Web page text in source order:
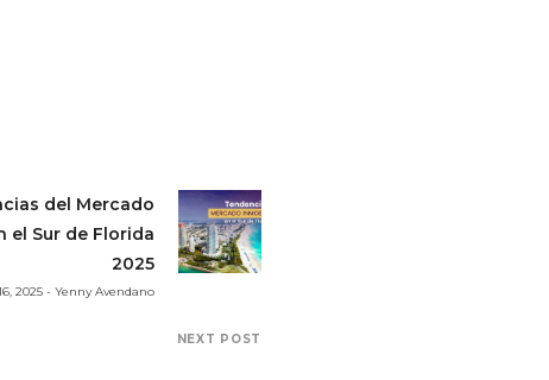
NEXT POST
del Mercado
el Sur de Florida
2025
2025 - Yenny Avendano